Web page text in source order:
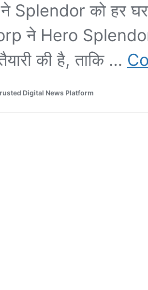
ने Splendor को हर
ने Hero
की है, ताकि …
Digital News Platform